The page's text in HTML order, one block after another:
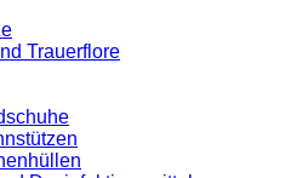
Trauerflore